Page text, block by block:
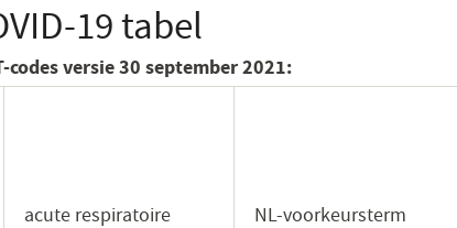
19 tabel
codes versie 30 september 2021:
acute respiratoire
NL-voorkeursterm